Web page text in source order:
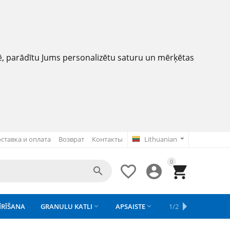
parādītu Jums personalizētu saturu un mērķētas
Lithuanian
и оплата Возврат Контакты
0




GRANULU KATLI  APSAISTE  REZERVES DAĻAS
1/2